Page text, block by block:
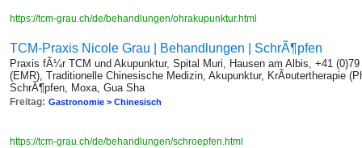
https://tcm-grau.ch/de/behandlungen/ohrakupunktur.html
TCM-Praxis Nicole Grau | Behandlungen | SchrÃ¶pfen
Praxis fÃ¼r TCM und Akupunktur, Spital Muri, Hausen am Albis, +41
(EMR), Traditionelle Chinesische Medizin, Akupunktur, KrÃ¤utertherapie
SchrÃ¶pfen, Moxa, Gua Sha
Freitag: Gastronomie > Chinesisch
https://tcm-grau.ch/de/behandlungen/schroepfen.html